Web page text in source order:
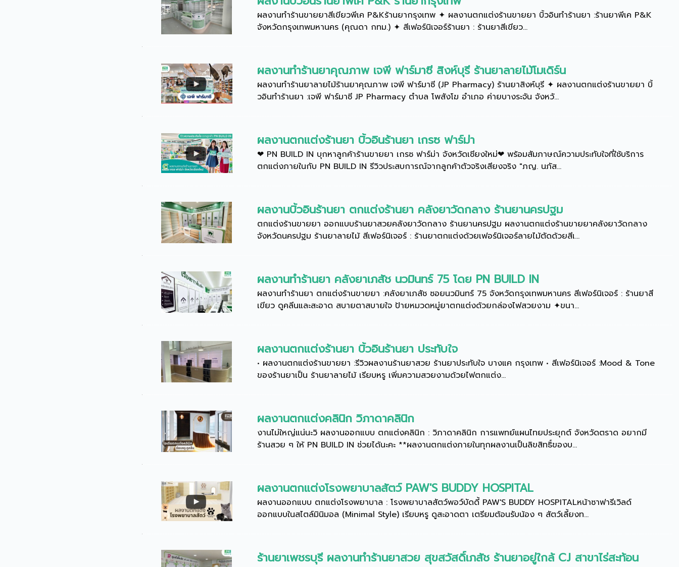
ผลงานทำร้านขายยาสีเขียวพีเค P&Kร้านยากรุงเทพ ✦ ผลงานตกแต่งร้านขายยา บิ้วอินทำร้านยา :ร้านยาพีเค P&K
จังหวัดกรุงเทพมหานคร (คุณดา กทม.) ✦ สีเฟอร์นิเจอร์ร้านยา : ร้านยาสีเขียว...
ผลงานทำร้านยาคุณภาพ เจพี ฟาร์มาซี สิงห์บุรี ร้านยาลายไม้โมเดิร์น
ผลงานทำร้านยาลายไม้ร้านยาคุณภาพ เจพี ฟาร์มาซี (JP Pharmacy) ร้านยาสิงห์บุรี ✦ ผลงานตกแต่งร้านขายยา บิ้
วอินทำร้านยา :เจพี ฟาร์มาซี JP Pharmacy ตำบล โพสังโฆ อำเภอ ค่ายบางระจัน จังหวั...
ผลงานตกแต่งร้านยา บิ้วอินร้านยา เกรซ ฟาร์ม่า
❤ PN BUILD IN บุกหาลูกค้าร้านขายยา เกรซ ฟาร์ม่า จังหวัดเชียงใหม่❤ พร้อมสัมภาษณ์ความประทับใจที่ใช้บริการ
ตกแต่งภายในกับ PN BUILD IN รีวิวประสบการณ์จากลูกค้าตัวจริงเสียงจริง "ภญ. นภัส...
ผลงานบิ้วอินร้านยา ตกแต่งร้านยา คลังยาวัดกลาง ร้านยานครปฐม
ตกแต่งร้านขายยา ออกแบบร้านยาสวยคลังยาวัดกลาง ร้านยานครปฐม ผลงานตกแต่งร้านขายยาคลังยาวัดกลาง
จังหวัดนครปฐม ร้านยาลายไม้ สีเฟอร์นิเจอร์ : ร้านยาตกแต่งด้วยเฟอร์นิเจอร์ลายไม้ตัดด้วยสีเ...
ผลงานทำร้านยา คลังยาเภสัช นวมินทร์ 75 โดย PN BUILD IN
ผลงานทำร้านยา ตกแต่งร้านขายยา :คลังยาเภสัช ซอยนวมินทร์ 75 จังหวัดกรุงเทพมหานคร สีเฟอร์นิเจอร์ : ร้านยาสี
เขียว ดูคลีนและสะอาด สบายตาสบายใจ ป้ายหมวดหมู่ยาตกแต่งด้วยกล่องไฟสวยงาม ✦ขนา...
ผลงานตกแต่งร้านยา บิ้วอินร้านยา ประทับใจ
• ผลงานตกแต่งร้านขายยา :รีวิวผลงานร้านยาสวย ร้านยาประทับใจ บางแค กรุงเทพ • สีเฟอร์นิเจอร์ :Mood & Tone
ของร้านยาเป็น ร้านยาลายไม้ เรียบหรู เพิ่มความสวยงามด้วยไฟตกแต่ง...
ผลงานตกแต่งคลินิก วิภาดาคลินิก
งานไม่ใหญ่แน่นะวิ ผลงานออกแบบ ตกแต่งคลินิก : วิภาดาคลินิก การแพทย์แผนไทยประยุกต์ จังหวัดตราด อยากมี
ร้านสวย ๆ ให้ PN BUILD IN ช่วยได้นะคะ **ผลงานตกแต่งภายในทุกผลงานเป็นลิขสิทธิ์ของบ...
ผลงานตกแต่งโรงพยาบาลสัตว์ PAW'S BUDDY HOSPITAL
ผลงานออกแบบ ตกแต่งโรงพยาบาล : โรงพยาบาลสัตว์พอว์บัดดี้ PAW'S BUDDY HOSPITALหน้าซาฟารีเวิลด์
ออกแบบในสไตล์มินิมอล (Minimal Style) เรียบหรู ดูสะอาดตา เตรียมต้อนรับน้อง ๆ สัตว์เลี้ยงท...
ร้านยาเพชรบุรี ผลงานทำร้านยาสวย สุขสวัสดิ์เภสัช ร้านยาอยู่ใกล้ CJ สาขาไร่สะท้อน